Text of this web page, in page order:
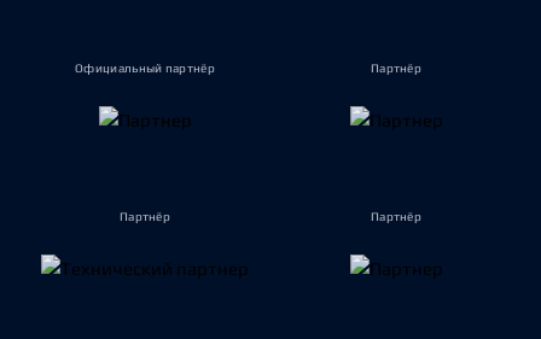
Официальный партнёр Партнёр
Партнёр Партнёр